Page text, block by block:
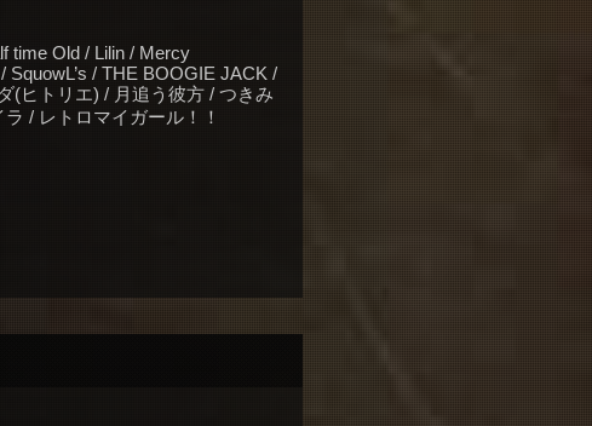
time Old / Lilin / Mercy
/ THE BOOGIE JACK /
(ヒトリエ) / 月追う彼方 / つきみ
/ レトロマイガール！！